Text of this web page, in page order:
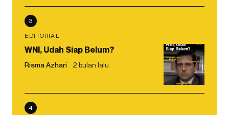
3
EDITORIAL
WNI, Udah Siap Belum?
Risma Azhari 2 bulan lalu
4